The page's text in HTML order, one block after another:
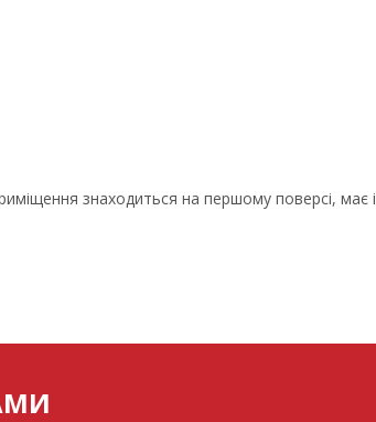
знаходиться на першому поверсі, має і